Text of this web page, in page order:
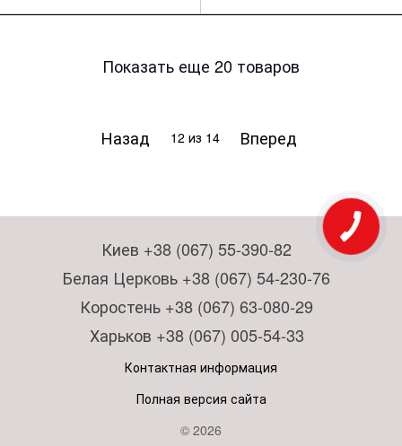
Показать еще 20 товаров
Назад 12 из 14 Вперед
Киев +38 (067) 55-390-82
Белая Церковь +38 (067) 54-230-76
Коростень +38 (067) 63-080-29
Харьков +38 (067) 005-54-33
Контактная информация
Полная версия сайта
© 2026